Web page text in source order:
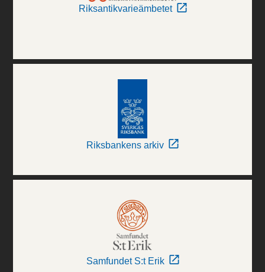
Riksantikvarieämbetet
Riksbankens arkiv
Samfundet S:t Erik